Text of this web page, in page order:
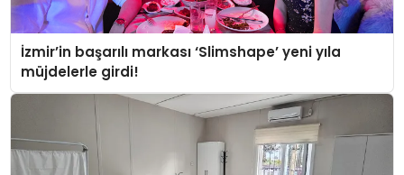
İzmir’in başarılı markası ‘Slimshape’ yeni yıla
müjdelerle girdi!